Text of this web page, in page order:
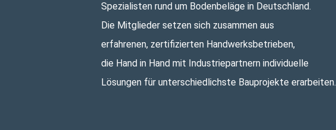
Spezialisten rund um Bodenbeläge in Deutschland.
Die Mitglieder setzen sich zusammen aus
erfahrenen, zertifizierten Handwerksbetrieben,
die Hand in Hand mit Industriepartnern individuelle
Lösungen für unterschiedlichste Bauprojekte erarbeiten.